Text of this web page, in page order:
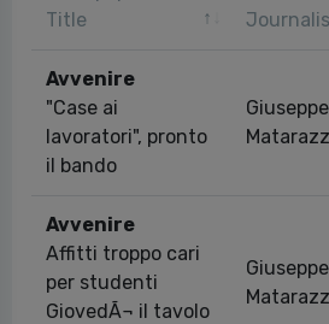
Title
Avvenire
"Case ai
lavoratori", pronto
il bando
Giuseppe
Avvenire
Affitti troppo cari
per studenti
GiovedÃ¬ il tavolo
Giuseppe